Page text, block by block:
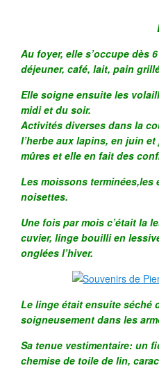
Au foyer, elle s’occupe dès
déjeuner, café, lait, pain
Elle soigne ensuite les
midi et du soir.
Activités diverses dans la
l’herbe aux lapins, en juin
mûres et elle en fait des
Les moissons terminées,les
noisettes.
Une fois par mois c’était la
cuvier, linge bouilli en
onglées l’hiver.
Le linge était ensuite séché
soigneusement dans les
Sa tenue vestimentaire: un
chemise de toile de lin,